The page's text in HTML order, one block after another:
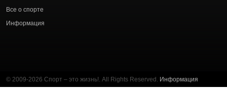
Все о спорте
Информация
© 2009-2026 Спорт – это жизнь!. All Rights Reserved. Информация